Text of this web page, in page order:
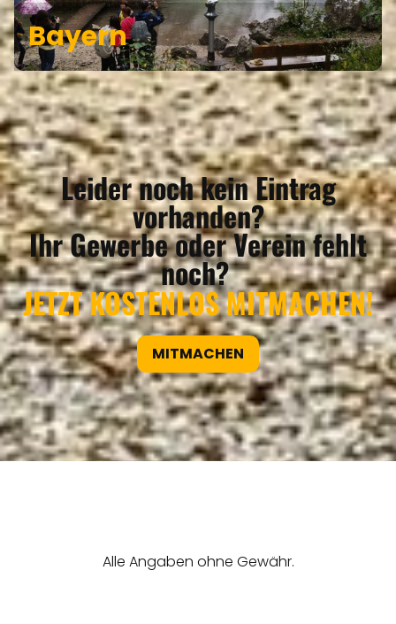
REGIONEN
Bayern
Leider noch kein Eintrag
vorhanden?
Ihr Gewerbe oder Verein fehlt
noch?
JETZT KOSTENLOS MITMACHEN!
MITMACHEN